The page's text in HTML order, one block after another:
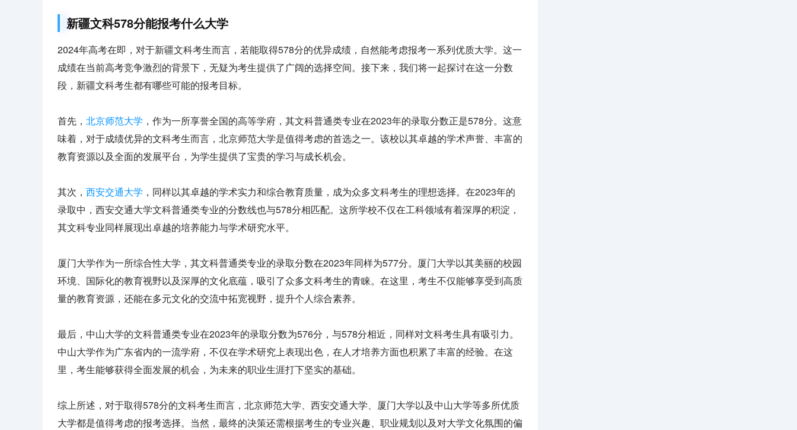
新疆文科578分能报考什么大学
2024年高考在即，对于新疆文科考生而言，若能取得578分的优异成绩，自然能考虑报考一系列优质大学。这一
成绩在当前高考竞争激烈的背景下，无疑为考生提供了广阔的选择空间。接下来，我们将一起探讨在这一分数
段，新疆文科考生都有哪些可能的报考目标。
首先， 北京师范大学 ，作为一所享誉全国的高等学府，其文科普通类专业在2023年的录取分数正是578分。这意
味着，对于成绩优异的文科考生而言，北京师范大学是值得考虑的首选之一。该校以其卓越的学术声誉、丰富的
教育资源以及全面的发展平台，为学生提供了宝贵的学习与成长机会。
其次， 西安交通大学 ，同样以其卓越的学术实力和综合教育质量，成为众多文科考生的理想选择。在2023年的
录取中，西安交通大学文科普通类专业的分数线也与578分相匹配。这所学校不仅在工科领域有着深厚的积淀，
其文科专业同样展现出卓越的培养能力与学术研究水平。
厦门大学作为一所综合性大学，其文科普通类专业的录取分数在2023年同样为577分。厦门大学以其美丽的校园
环境、国际化的教育视野以及深厚的文化底蕴，吸引了众多文科考生的青睐。在这里，考生不仅能够享受到高质
量的教育资源，还能在多元文化的交流中拓宽视野，提升个人综合素养。
最后，中山大学的文科普通类专业在2023年的录取分数为576分，与578分相近，同样对文科考生具有吸引力。
中山大学作为广东省内的一流学府，不仅在学术研究上表现出色，在人才培养方面也积累了丰富的经验。在这
里，考生能够获得全面发展的机会，为未来的职业生涯打下坚实的基础。
综上所述，对于取得578分的文科考生而言，北京师范大学、西安交通大学、厦门大学以及中山大学等多所优质
大学都是值得考虑的报考选择。当然，最终的决策还需根据考生的专业兴趣、职业规划以及对大学文化氛围的偏